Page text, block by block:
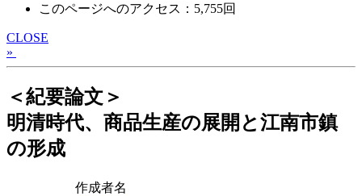
このページへのアクセス：5,755回
CLOSE
»
＜紀要論文＞
明清時代、商品生産の展開と江南市鎮
の形成
作成者名